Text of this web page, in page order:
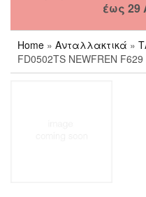
έως 29
Home » Ανταλλακτικά »
FD0502TS NEWFREN F629